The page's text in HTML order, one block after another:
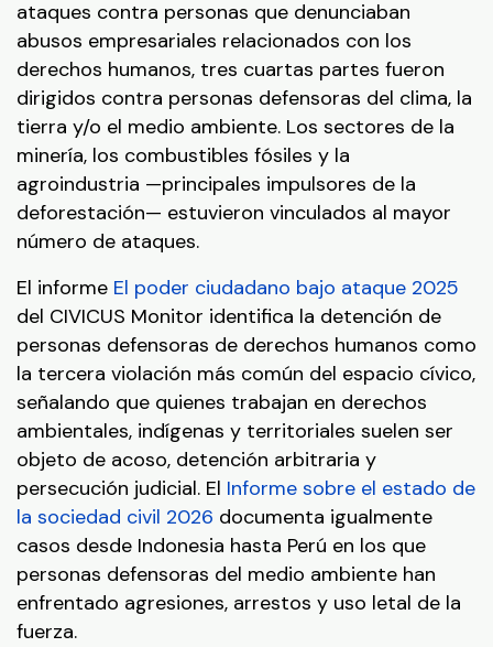
ataques contra personas que denunciaban
abusos empresariales relacionados con los
derechos humanos, tres cuartas partes fueron
dirigidos contra personas defensoras del clima, la
tierra y/o el medio ambiente. Los sectores de la
minería, los combustibles fósiles y la
agroindustria —principales impulsores de la
deforestación— estuvieron vinculados al mayor
número de ataques.
El informe El poder ciudadano bajo ataque 2025
del CIVICUS Monitor identifica la detención de
personas defensoras de derechos humanos como
la tercera violación más común del espacio cívico,
señalando que quienes trabajan en derechos
ambientales, indígenas y territoriales suelen ser
objeto de acoso, detención arbitraria y
persecución judicial. El Informe sobre el estado de
la sociedad civil 2026 documenta igualmente
casos desde Indonesia hasta Perú en los que
personas defensoras del medio ambiente han
enfrentado agresiones, arrestos y uso letal de la
fuerza.